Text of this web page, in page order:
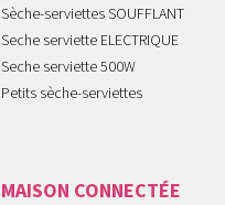
Sèche-serviettes SOUFFLANT
Seche serviette ELECTRIQUE
Seche serviette 500W
Petits sèche-serviettes
MAISON CONNECTÉE